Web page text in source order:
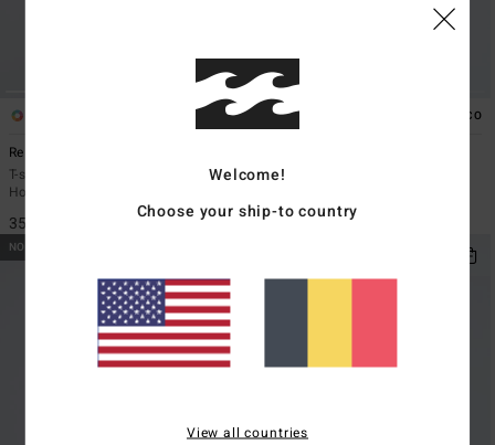
ÉCO
Re Issue
T-shirt manches longues Noir
Homme
35,95 €
1 ÉCO
T-Shirt manches courtes Noir
29,95 €
NOUVEAUTÉ
Welcome!
Choose your ship-to country
View all countries